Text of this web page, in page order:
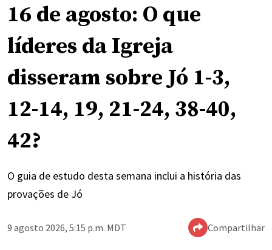
16 de agosto: O que
líderes da Igreja
disseram sobre Jó 1-3,
12-14, 19, 21-24, 38-40,
42?
O guia de estudo desta semana inclui a história das
provações de Jó
9 agosto 2026, 5:15 p.m. MDT Compartilhar